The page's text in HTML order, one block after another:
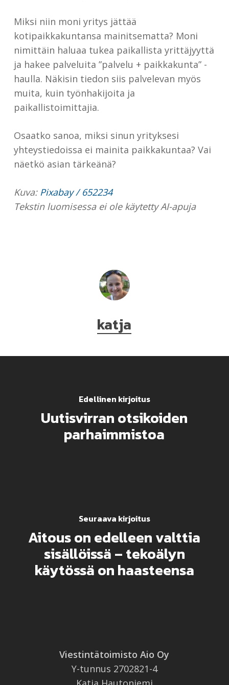
Miksi niin moni yritys jättää
kotipaikkakuntansa mainitsematta? Moni
nimittäin haluaa tukea paikallista yrittäjyyttä
ja hakee palveluita ”palvelu + paikkakunta” -
haulla. Näkisin tiedon siis palvelevan myös
muita, kuin työnhakijoita ja
paikallistoimittajia.
Osaatko sanoa, miksi sinun yrityksesi
yhteystiedoissa ei mainita paikkakuntaa? Vai
näetkö asian tärkeänä?
Kuva: Pixabay / 652234
Tekstin luomisessa ei ole käytetty AI-apuja
katja
Edellinen kirjoitus
Uutisvirran otsikoiden
parhaimmistoa
Seuraava kirjoitus
Aitous on edelleen valttia
sisällöissä – tekoälyn
käytössä on haasteensa
Viestintätoimisto Aio Oy
Y-tunnus 2702821-4